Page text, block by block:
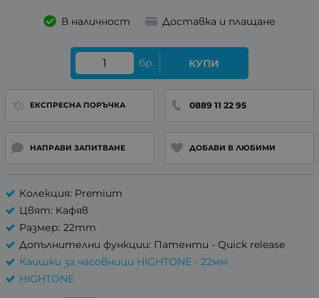
В наличност Доставка и плащане
бр. КУПИ
ЕКСПРЕСНА ПОРЪЧКА 0889 11 22 95
НАПРАВИ ЗАПИТВАНЕ ДОБАВИ В ЛЮБИМИ
Колекция: Premium
Цвят: Кафяв
Размер: 22mm
Допълнителни функции: Патенти - Quick release
Каишки за часовници HIGHTONE - 22мм
HIGHTONE